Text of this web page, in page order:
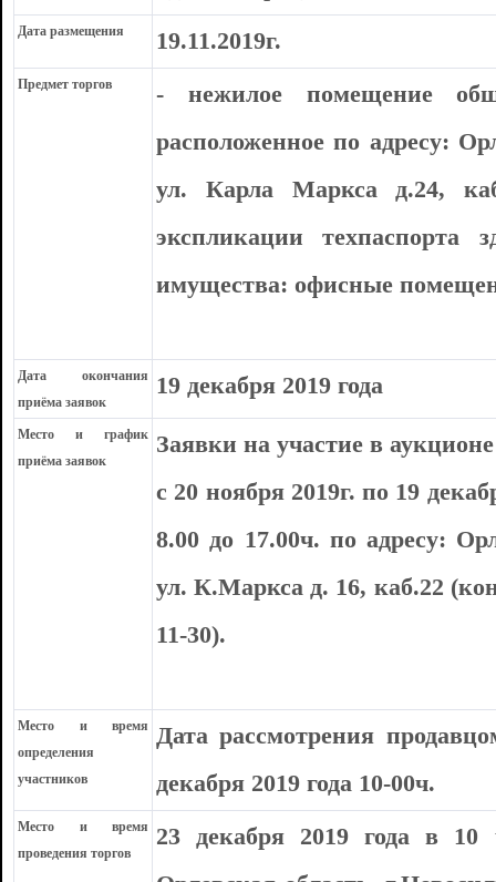
Дата размещения 19.11.2019г.
Предмет торгов
- нежилое помещение
расположенное по адресу:
ул. Карла Маркса д.24,
экспликации техпаспорта
имущества: офисные
Дата окончания
приёма заявок
19 декабря 2019 года
Место и график
приёма заявок
Заявки на участие в
с 20 ноября 2019г. по 19
8.00 до 17.00ч. по адресу:
ул. К.Маркса д. 16, каб.22
11-30).
Место и время
определения
участников
Дата рассмотрения
декабря 2019 года 10-00ч.
Место и время
проведения торгов
23 декабря 2019 года в